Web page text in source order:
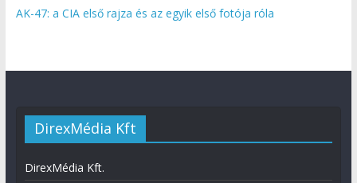
AK-47: a CIA első rajza és az egyik első fotója róla
DirexMédia Kft
DirexMédia Kft.